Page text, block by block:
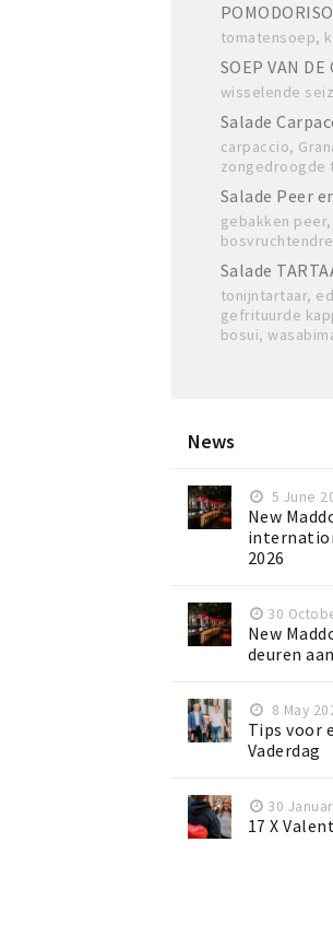
tomatensoep,
SOEP VAN DE
wisselende
Salade
carpaccio,
zongedroogde
Salade Peer
gebakken
Salade
tonijntartaar,
gefrituurde
bosui,
News
5 June
New
2026
30
New
deuren
8 May
Tips voor
Vaderdag
30
17 X